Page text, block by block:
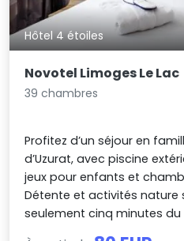
Hôtel 4 étoiles
Novotel Limoges Le Lac
39 chambres
Profitez d’un séjour en
d’Uzurat, avec piscine
jeux pour enfants et
Détente et activités nature
seulement cinq minutes